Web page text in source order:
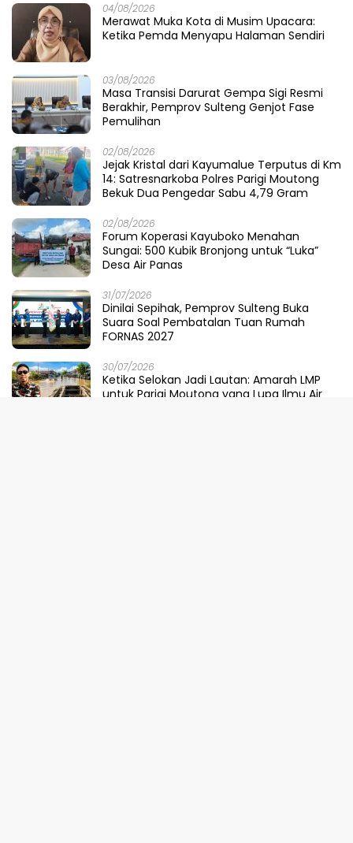
04/08/2026
Merawat Muka Kota di Musim Upacara:
Ketika Pemda Menyapu Halaman Sendiri
03/08/2026
Masa Transisi Darurat Gempa Sigi Resmi
Berakhir, Pemprov Sulteng Genjot Fase
Pemulihan
02/08/2026
Jejak Kristal dari Kayumalue Terputus di Km
14: Satresnarkoba Polres Parigi Moutong
Bekuk Dua Pengedar Sabu 4,79 Gram
02/08/2026
Forum Koperasi Kayuboko Menahan
Sungai: 500 Kubik Bronjong untuk “Luka”
Desa Air Panas
31/07/2026
Dinilai Sepihak, Pemprov Sulteng Buka
Suara Soal Pembatalan Tuan Rumah
FORNAS 2027
30/07/2026
Ketika Selokan Jadi Lautan: Amarah LMP
untuk Parigi Moutong yang Lupa Ilmu Air